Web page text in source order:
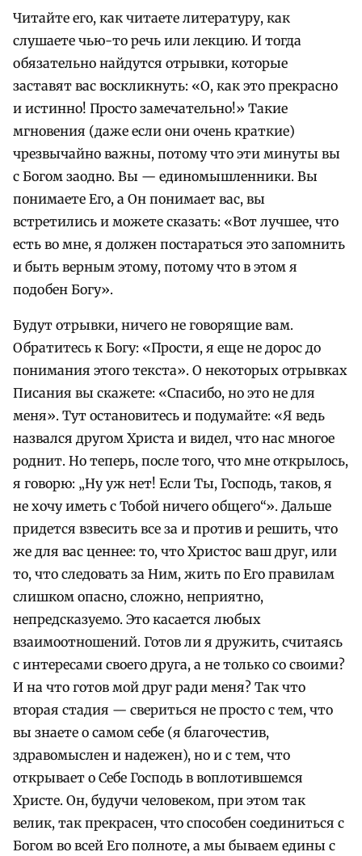
Читайте его, как читаете литературу, как
слушаете чью-то речь или лекцию. И тогда
обязательно найдутся отрывки, которые
заставят вас воскликнуть: «О, как это прекрасно
и истинно! Просто замечательно!» Такие
мгновения (даже если они очень краткие)
чрезвычайно важны, потому что эти минуты вы
с Богом заодно. Вы — единомышленники. Вы
понимаете Его, а Он понимает вас, вы
встретились и можете сказать: «Вот лучшее, что
есть во мне, я должен постараться это запомнить
и быть верным этому, потому что в этом я
подобен Богу».
Будут отрывки, ничего не говорящие вам.
Обратитесь к Богу: «Прости, я еще не дорос до
понимания этого текста». О некоторых отрывках
Писания вы скажете: «Спасибо, но это не для
меня». Тут остановитесь и подумайте: «Я ведь
назвался другом Христа и видел, что нас многое
роднит. Но теперь, после того, что мне открылось,
я говорю: „Ну уж нет! Если Ты, Господь, таков, я
не хочу иметь с Тобой ничего общего“». Дальше
придется взвесить все за и против и решить, что
же для вас ценнее: то, что Христос ваш друг, или
то, что следовать за Ним, жить по Его правилам
слишком опасно, сложно, неприятно,
непредсказуемо. Это касается любых
взаимоотношений. Готов ли я дружить, считаясь
с интересами своего друга, а не только со своими?
И на что готов мой друг ради меня? Так что
вторая стадия — свериться не просто с тем, что
вы знаете о самом себе (я благочестив,
здравомыслен и надежен), но и с тем, что
открывает о Себе Господь в воплотившемся
Христе. Он, будучи человеком, при этом так
велик, так прекрасен, что способен соединиться с
Богом во всей Его полноте, а мы бываем едины с